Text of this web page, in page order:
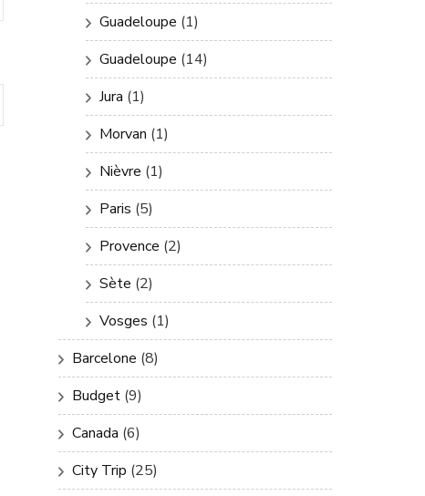
Guadeloupe (1)
Guadeloupe (14)
Jura (1)
Morvan (1)
Nièvre (1)
Paris (5)
Provence (2)
Sète (2)
Vosges (1)
Barcelone (8)
Budget (9)
Canada (6)
City Trip (25)